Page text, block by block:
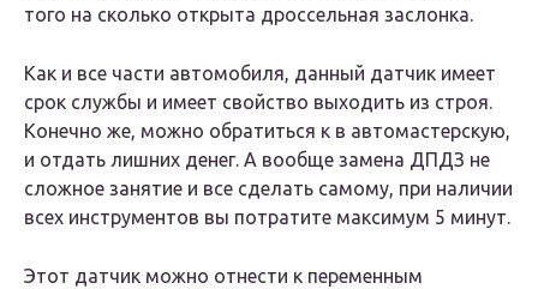
того на сколько открыта дроссельная заслонка.
Как и все части автомобиля, данный датчик имеет
срок службы и имеет свойство выходить из строя.
Конечно же, можно обратиться к в автомастерскую,
и отдать лишних денег. А вообще замена ДПДЗ не
сложное занятие и все сделать самому, при наличии
всех инструментов вы потратите максимум 5 минут.
Этот датчик можно отнести к переменным